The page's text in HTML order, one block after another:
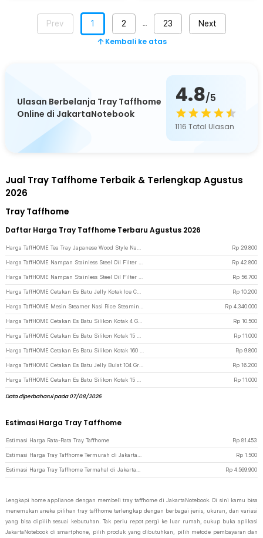
Prev 1 2 23 Next
Kembali ke atas
Ulasan Berbelanja Tray Taffhome
Online di JakartaNotebook
4.8/5
1116 Total Ulasan
Jual Tray Taffhome Terbaik & Terlengkap Agustus
2026
Tray Taffhome
Daftar Harga Tray Taffhome Terbaru Agustus 2026
Rp 29.800
Rp 42.800
Rp 56.700
Rp 10.200
Rp 4.340.000
Rp 10.500
Rp 11.000
Rp 9.800
Rp 16.200
Rp 11.000
Data diperbaharui pada 07/08/2026
Estimasi Harga Tray Taffhome
Estimasi Harga Rata-Rata Tray Taffhome Rp 81.453
Rp 1.500
Rp 4.569.900
Lengkapi home appliance dengan membeli tray taffhome di JakartaNotebook. Di sini kamu bisa
menemukan aneka pilihan tray taffhome terlengkap dengan berbagai jenis, ukuran, dan variasi
yang bisa dipilih sesuai kebutuhan. Tak perlu repot pergi ke luar rumah, cukup buka aplikasi
JakartaNotebook di smartphone, pilih produk yang dibutuhkan, pilih metode pembayaran dan